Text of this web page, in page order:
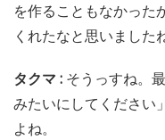
を作ることもなかった
くれたなと思いました
タクマ : そうっすね。
みたいにしてください
よね。